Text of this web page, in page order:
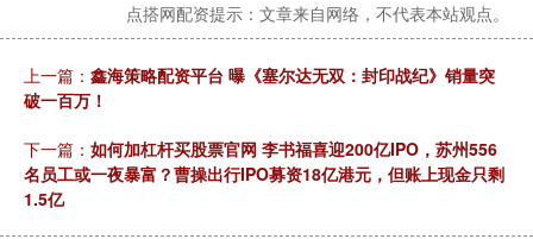
点搭网配资提示：文章来自网络，不代表本站观点。
上一篇： 鑫海策略配资平台 曝《塞尔达无双：封印战纪》销量突
破一百万！
下一篇： 如何加杠杆买股票官网 李书福喜迎200亿IPO，苏州556
名员工或一夜暴富？曹操出行IPO募资18亿港元，但账上现金只剩
1.5亿